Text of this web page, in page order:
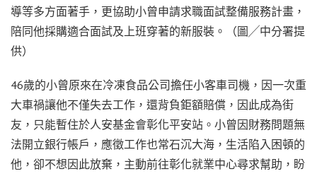
導等多方面著手，更協助小曾申請求職面試整備服務計畫，
陪同他採購適合面試及上班穿著的新服裝。（圖╱中分署提
供）
46歲的小曾原來在冷凍食品公司擔任小客車司機，因一次重
大車禍讓他不僅失去工作，還背負鉅額賠償，因此成為街
友，只能暫住於人安基金會彰化平安站。小曾因財務問題無
法開立銀行帳戶，應徵工作也常石沉大海，生活陷入困頓的
他，卻不想因此放棄，主動前往彰化就業中心尋求幫助，盼